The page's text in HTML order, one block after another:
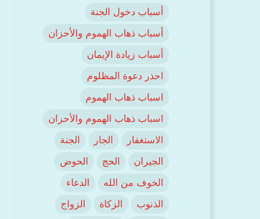
أسباب دخول الجنة
أسباب ذهاب الهموم والأحزان
أسباب زيادة الإيمان
احذر دعوة المظلوم
اسباب ذهاب الهموم
اسباب ذهاب الهموم والأحزان
الاستغفار
الجار
الجنة
الجيران
الحج
الحوض
الخوف من الله
الدعاء
الذنوب
الزكاة
الزواج